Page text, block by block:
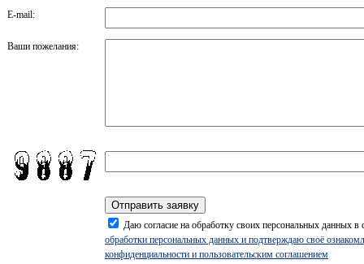
E-mail:
Ваши пожелания:
Даю согласие на обработку своих персональных данных в
обработки персональных данных и подтверждаю своё
конфиденциальности и пользовательским соглашением